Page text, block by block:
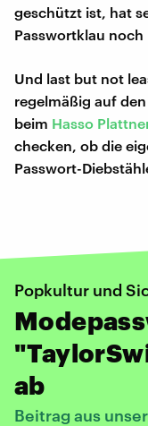
geschützt ist, hat
Passwortklau
Und last but not
regelmäßig auf
beim Hasso
checken, ob die
Passwort-
Popkultur und
ab
Beitrag aus